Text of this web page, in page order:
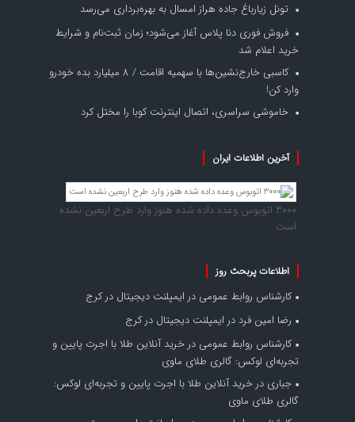
تونل زیارباغ جاده هراز امسال به بهره‌برداری می‌رسد
فروش فوری دنا پلاس آغاز می‌شود؛ زمان ثبت‌نام و شرایط
خرید اعلام شد
کاسبی خارج‌نشین‌ها با سهمیه اقامت / ۸ میلیارد بده خودرو
وارد کن!
خاموشی سراسری، اتصال اینترنت کوبا را مختل کرد
آخرین اطلاعات ایران
۳۰۰۰ اتوبوس وعده داده شده هنوز وارد طرح اربعین نشده
است
اطلاعات پربحث روز
کارشناس روابط عمومی در ایمپلنت دیجیتال در کرج
رضا امین فرد در ایمپلنت دیجیتال در کرج
کارشناس روابط عمومی در خرید آنلاین طلا با اجرت پایین و
تجربه‌ای لوکس: گالری طلای ماوی
جباری در خرید آنلاین طلا با اجرت پایین و تجربه‌ای لوکس:
گالری طلای ماوی